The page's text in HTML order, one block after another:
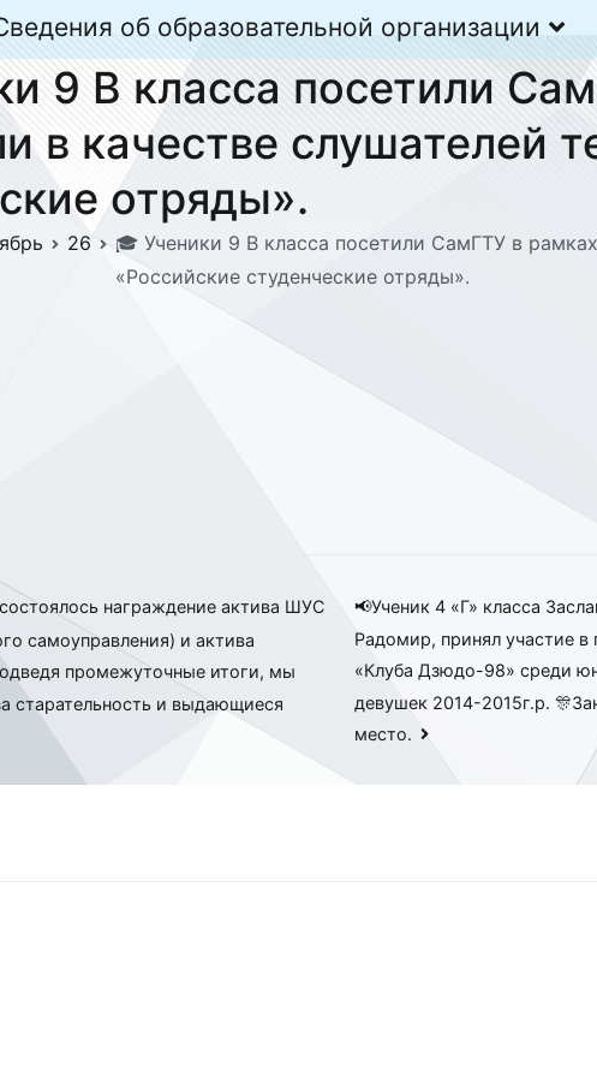
об образовательной организации
9 В класса посетили
в качестве слушателей
отряды».
26
🎓 Ученики 9 В класса посетили СамГТУ в
«Российские студенческие отряды».
награждение актива ШУС
самоуправления) и актива
промежуточные итоги, мы
старательность и выдающиеся
📢Ученик 4 «Г» класса
Радомир, принял участие в
«Клуба Дзюдо-98» среди
девушек 2014-2015г.р.
место.